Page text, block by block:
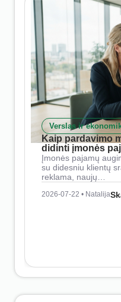
Verslas ir
Kaip pardavimo
didinti įmonės
Įmonės pajamų
su didesniu klientų
reklama, naujų…
2026-07-22 • Natalija